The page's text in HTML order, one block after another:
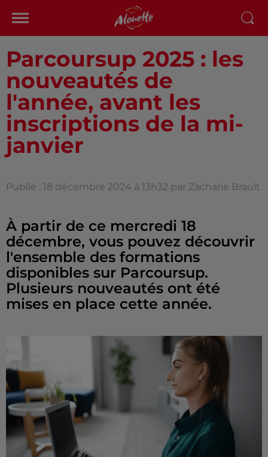
Parcoursup 2025 : les
nouveautés de
l'année, avant les
inscriptions de la mi-
janvier
Publié : 18 décembre 2024 à 13h32 par Zacharie Brault
À partir de ce mercredi 18
décembre, vous pouvez découvrir
l'ensemble des formations
disponibles sur Parcoursup.
Plusieurs nouveautés ont été
mises en place cette année.